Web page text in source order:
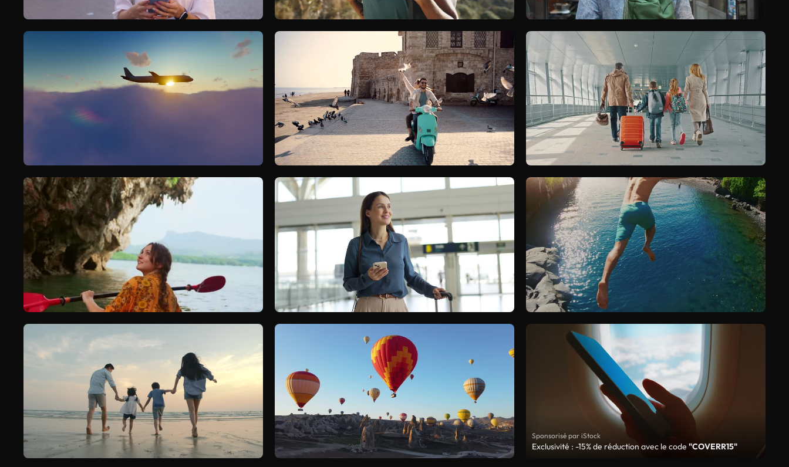
Sponsorisé par iStock
Exclusivité : -15% de réduction avec le code "COVERR15"